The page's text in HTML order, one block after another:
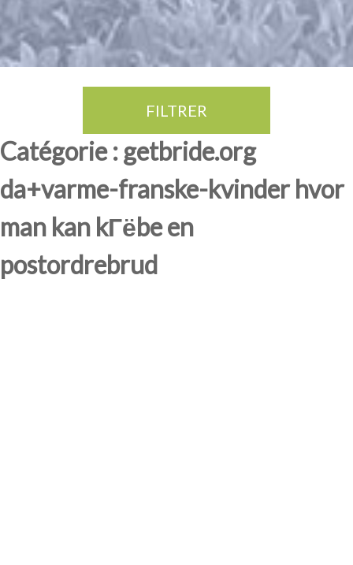
FILTRER
Catégorie : getbride.org
da+varme-franske-kvinder hvor
man kan kГёbe en
postordrebrud